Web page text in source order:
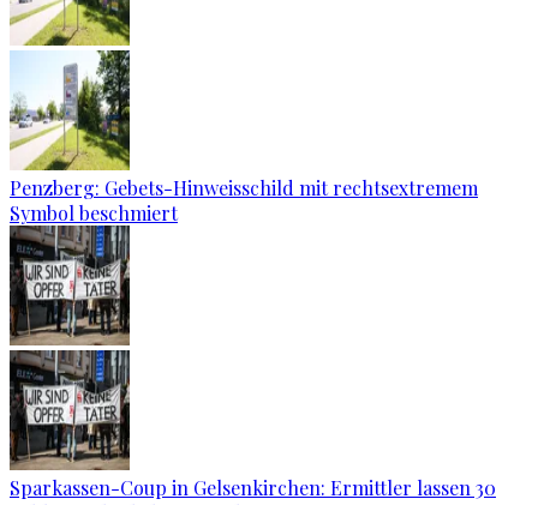
Penzberg: Gebets-Hinweisschild mit rechtsextremem
Symbol beschmiert
Sparkassen-Coup in Gelsenkirchen: Ermittler lassen 30